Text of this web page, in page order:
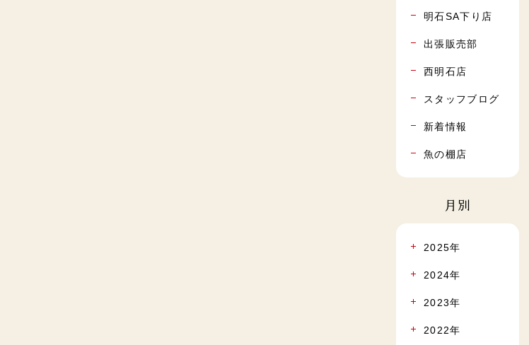
明石SA下り店
出張販売部
西明石店
スタッフブログ
新着情報
魚の棚店
月別
2025年
2024年
2023年
2022年